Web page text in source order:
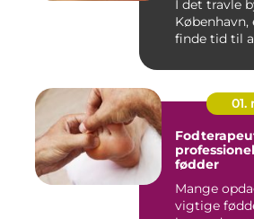
I det travle
finde tid til
01.
fødder
Mange
vigtige